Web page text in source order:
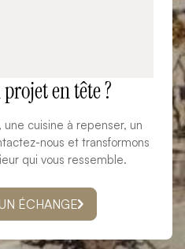
en tête ?
cuisine à repenser, un
nous et transformons
qui vous ressemble.
ÉCHANGE